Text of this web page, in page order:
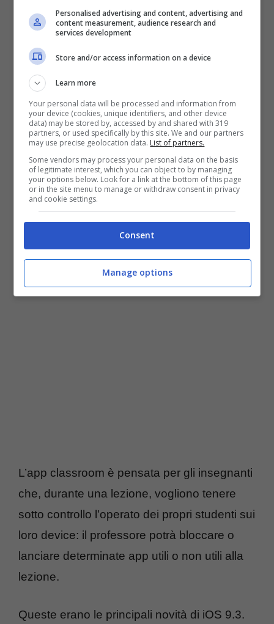
nell’App Salute nelle sezioni Peso,
Allenamento e Sonno. Questa si fonderà
perfettamente con Apple Watch che, grazie
ai suoi sensori, riuscirà a captare meglio i
vari cambiamenti nella routine dell’utente.
CarPlay
Novità e “Per te” sono le nuove sezioni di
Apple Music che andranno ad arricchire Car
Play con brani, artisti ed album scelti dagli
Educational
L’app classroom è pensata per gli insegnanti
che, durante una lezione, vogliono tenere
sotto controllo l’operato dei propri studenti sui
loro device: il professore potrà bloccare o
lanciare determinate app utili o non utili alla
lezione.
Queste erano le principali novità di iOS 9.3.
Personalised advertising and content, advertising and
content measurement, audience research and
services development
Store and/or access information on a device
Learn more
Your personal data will be processed and information from
your device (cookies, unique identifiers, and other device
data) may be stored by, accessed by and shared with 319
partners, or used specifically by this site. We and our partners
may use precise geolocation data. List of partners.
Some vendors may process your personal data on the basis
of legitimate interest, which you can object to by managing
your options below. Look for a link at the bottom of this page
or in the site menu to manage or withdraw consent in privacy
and cookie settings.
Consent
Manage options